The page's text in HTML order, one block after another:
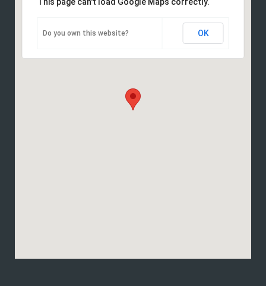
Do you own this website? OK